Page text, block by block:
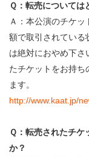
Ｑ：転売については
Ａ：本公演のチケ
額で取引されている
は絶対におやめ下
たチケットをお持ち
ます。
http://www.kaat.jp/
Ｑ：転売されたチ
か？